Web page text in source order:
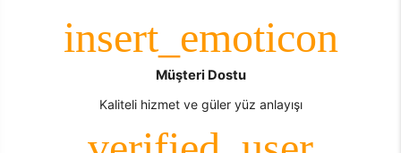
Müşteri Dostu
Kaliteli hizmet ve güler yüz anlayışı